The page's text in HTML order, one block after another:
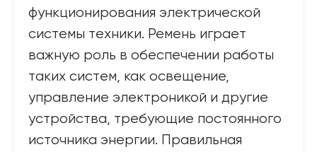
функционирования электрической
системы техники. Ремень играет
важную роль в обеспечении работы
таких систем, как освещение,
управление электроникой и другие
устройства, требующие постоянного
источника энергии. Правильная